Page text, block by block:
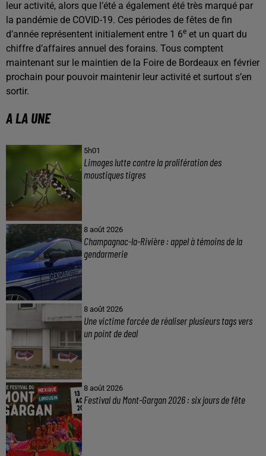
leur activité, alors que l’été a également été très marqué par
la pandémie de COVID-19. Ces périodes de fêtes de fin
d’année représentent initialement entre 1 6e et un quart du
chiffre d’affaires annuel des forains. Tous comptent
maintenant sur le maintien de la Foire de Bordeaux en février
prochain pour pouvoir maintenir leur activité et surtout s’en
sortir.
A LA UNE
5h01
Limoges lutte contre la prolifération des
moustiques tigres
8 août 2026
Champagnac-la-Rivière : appel à témoins de la
gendarmerie
8 août 2026
Une victime forcée de réaliser plusieurs tags vers
un point de deal
8 août 2026
Festival du Mont-Gargan 2026 : six jours de fête